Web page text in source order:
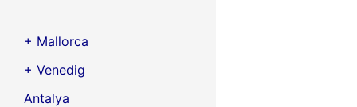
+ Mallorca
+ Venedig
Antalya